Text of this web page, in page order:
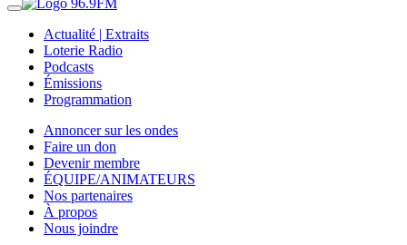
Actualité | Extraits
Loterie Radio
Podcasts
Émissions
Programmation
Annoncer sur les ondes
Faire un don
Devenir membre
ÉQUIPE/ANIMATEURS
Nos partenaires
À propos
Nous joindre